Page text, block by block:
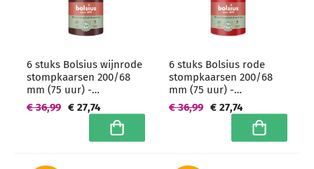
6 stuks Bolsius wijnrode
stompkaarsen 200/68
mm (75 uur) -
grootverpakking
€ 27,74
€ 36,99
In winkelwagen
6 stuks Bolsius rode
stompkaarsen 200/68
mm (75 uur) -
grootverpakking
€ 27,74
€ 36,99
In